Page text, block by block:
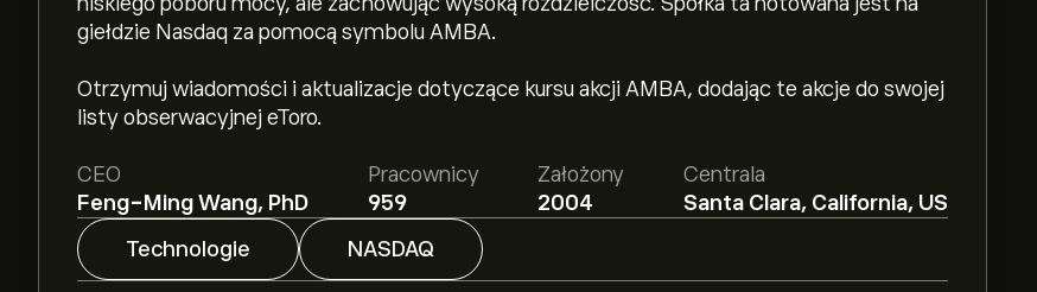
giełdzie Nasdaq za pomocą symbolu AMBA.
Otrzymuj wiadomości i aktualizacje dotyczące kursu akcji AMBA, dodając te akcje do swojej
listy obserwacyjnej eToro.
CEO
Feng-Ming Wang, PhD
Pracownicy
959
Założony
2004
Centrala
Santa Clara, California, US
Technologie
NASDAQ